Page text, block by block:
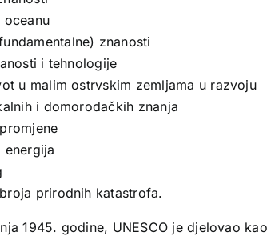
oceanu
znanosti
i tehnologije
u malim ostrvskim zemljama u razvoju
i domorodačkih znanja
energija
prirodnih katastrofa.
1945. godine, UNESCO je djelovao